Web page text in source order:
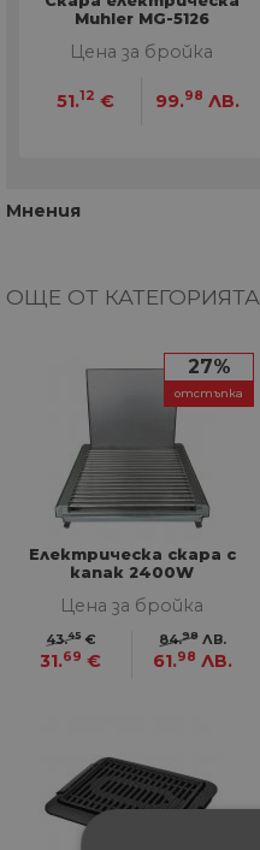
Muhler MG-5126
Цена за бройка
51.12 € 99.98 ЛВ.
Мнения
ОЩЕ ОТ КАТЕГОРИЯТА
27%
отстъпка
Електрическа скара с
капак 2400W
Цена за бройка
43.45 €
31.69 €
84.98 ЛВ.
61.98 ЛВ.